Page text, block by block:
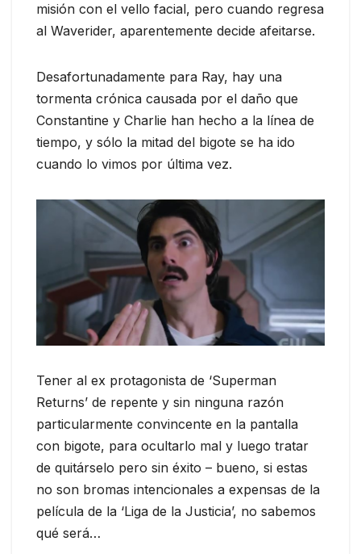
misión con el vello facial, pero cuando regresa
al Waverider, aparentemente decide afeitarse.
Desafortunadamente para Ray, hay una
tormenta crónica causada por el daño que
Constantine y Charlie han hecho a la línea de
tiempo, y sólo la mitad del bigote se ha ido
cuando lo vimos por última vez.
Tener al ex protagonista de ‘Superman
Returns’ de repente y sin ninguna razón
particularmente convincente en la pantalla
con bigote, para ocultarlo mal y luego tratar
de quitárselo pero sin éxito – bueno, si estas
no son bromas intencionales a expensas de la
película de la ‘Liga de la Justicia’, no sabemos
qué será…